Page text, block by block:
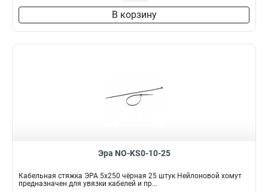
В корзину
Эра NO-KS0-10-25
Кабельная стяжка ЭРА 5x250 чёрная 25 штук Нейлоновой хомут
предназначен для увязки кабелей и пр...